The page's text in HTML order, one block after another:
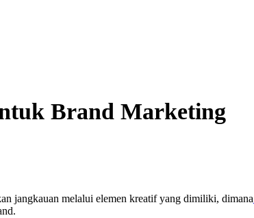
Brand Marketing
jangkauan melalui elemen kreatif yang dimiliki, dimana